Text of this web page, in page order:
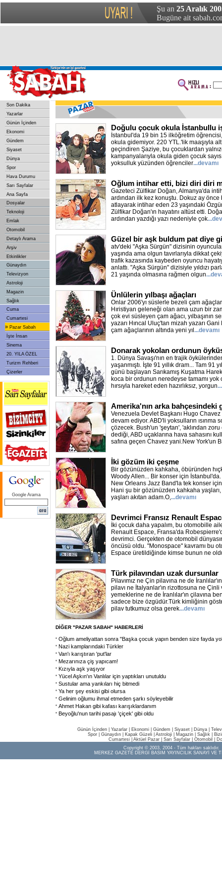
Şu an 25 Aralık
Bugüne ait
Son Dakika
Yazarlar
Günün İçinden
Ekonomi
Gündem
Siyaset
Dünya
Spor
Hava Durumu
Sarı Sayfalar
Ana Sayfa
Dosyalar
Teknoloji
Emlak
Otomobil
Detaylı Arama
Arşiv
Etkinlikler
Günaydın
Televizyon
Astroloji
Magazin
Sağlık
Cuma
Cumartesi
» Pazar Sabah
İşte İnsan
Sinema
20. YILA ÖZEL
Turizm Rehberi
Çizerler
Google Arama
Doğulu çocuk okula İstanbullu
İstanbul'da 19 bin 15 ilköğretim
okula gidemiyor. 220 YTL.'lik maaşıyla
geçindiren Şaziye, bu çocuklardan
kampanyalarıyla okula giden çocuk
yoksulluk yüzünden öğrenciler...devamı
Oğlum intihar etti, bizi diri diri
Gazeteci Zülfikar Doğan, Almanya'da
ardından ilk kez konuştu. Dokuz ay
atlayarak intihar eden 23 yaşındaki
Zülfikar Doğan'ın hayatını altüst etti.
ardından yazdığı yazı nedeniyle çok
Güzel bir aşk buldum pat diye
atv'deki "Aşka Sürgün" dizisinin
yaşında ama olgun tavırlarıyla dikkat
trafik kazasında kaybeden oyuncu
anlattı. "Aşka Sürgün" dizisiyle yıldızı
21 yaşında olmasına rağmen olgun
Ünlülerin yılbaşı ağaçları
Onlar 2006'yı süslerle bezeli çam
Hıristiyan geleneği olan ama uzun bir
çok evi süsleyen çam ağacı, yılbaşının
yazarı Hıncal Uluç'tan mizah yazarı
çam ağaçlarının altında yeni yıl ...devamı
Donarak yokolan ordunun
1. Dünya Savaşı'nın en trajik
yaşanmıştı. İşte 91 yıllık dram... Tam 91
günü başlayan Sarıkamış Kuşatma
koca bir ordunun neredeyse tamamı yok
hırsıyla hareket eden hazırlıksız, yorgun
Amerika'nın arka bahçesindeki
Venezuela Devlet Başkanı Hugo Chavez
devam ediyor. ABD'li yoksulların ısınma
çözecek. Bush'un 'şeytan', 'aklından zoru
dediği, ABD uçaklarına hava sahasını
safına geçen Chavez yani.New York'un
İki gözüm iki çeşme
Bir gözünüzden kahkaha, öbüründen
Woody Allen... Bir konser için
New Orleans Jazz Band'la tek konser
Hani şu bir gözünüzden kahkaha yaşları,
yaşları akıtan adam.O,...devamı
Devrimci Fransız Renault
İki çocuk daha yapalım, bu otomobille
Renault Espace, Fransa'da
devrimci. Gerçekten de otomobil
öncüsü oldu. "Monospace" kavramı bu
Espace üretildiğinde kimse bunun ne
Türk pilavından uzak dursunlar
Pilavımız ne Çin pilavına ne de
pilavı ne İtalyanlar'ın rizottosuna ne Çinli
yemeklerine ne de İranlılar'ın çilavına
sadece bize özgüdür.Türk kimliğinin
pilav tutkumuz olsa gerek...devamı
DİĞER "PAZAR SABAH" HABERLERİ
Oğlum ameliyattan sonra "Başka çocuk yapın benden size fayda
Nazi kamplarındaki Türkler
Van'ı karıştıran 'put'lar
Mezarınıza çiş yapıcam!
Kızıyla aşk yaşıyor
Yücel Aşkın'ın Vanlılar için yaptıkları unutuldu
Sustular ama yankıları hiç bitmedi
Ya her şey eskisi gibi olursa
Gelinim oğlumu ihmal etmeden şarkı söyleyebilir
Ahmet Hakan gibi kafası karışıklardanım
Beyoğlu'nun tarihi pasajı 'çiçek' gibi oldu
Günün İçinden Yazarlar Ekonomi Gündem Siyaset Dünya |
Spor
Günaydın Kapak Güzeli Astroloji Magazin Sağlık
Cumartesi| Aktüel Pazar| Sarı Sayfalar| Otomobil
Copyright © 2003, 2004 - Tüm hakları saklıdır.
MERKEZ GAZETE DERGİ BASIM YAYINCILIK SANAYİ VE